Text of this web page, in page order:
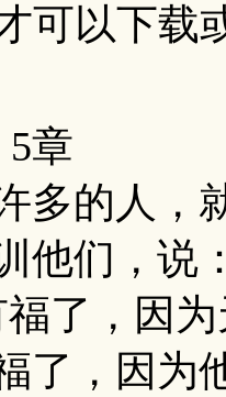
可以下载
5章
多的人，
他们，说
了，因
了，因为